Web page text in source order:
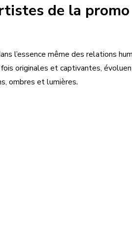
de la
l’essence même des relations
originales et captivantes,
ombres et lumières.